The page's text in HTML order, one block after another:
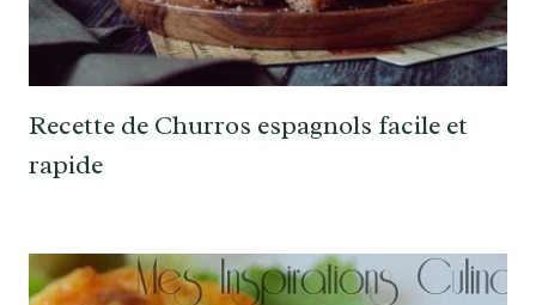
Recette de Churros espagnols facile et
rapide